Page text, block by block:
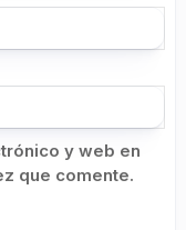
y web en
que comente.